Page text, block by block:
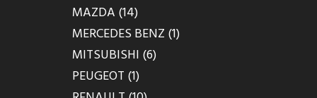
MAZDA (14)
MERCEDES BENZ (1)
MITSUBISHI (6)
PEUGEOT (1)